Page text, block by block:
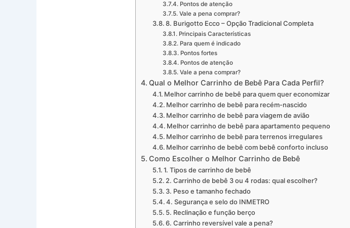
Pontos de atenção
Vale a pena comprar?
8. Burigotto Ecco – Opção Tradicional Completa
Principais Características
Para quem é indicado
Pontos fortes
Pontos de atenção
Vale a pena comprar?
Qual o Melhor Carrinho de Bebê Para Cada Perfil?
Melhor carrinho de bebê para quem quer economizar
Melhor carrinho de bebê para recém-nascido
Melhor carrinho de bebê para viagem de avião
Melhor carrinho de bebê para apartamento pequeno
Melhor carrinho de bebê para terrenos irregulares
Melhor carrinho de bebê com bebê conforto incluso
Como Escolher o Melhor Carrinho de Bebê
1. Tipos de carrinho de bebê
2. Carrinho de bebê 3 ou 4 rodas: qual escolher?
3. Peso e tamanho fechado
4. Segurança e selo do INMETRO
5. Reclinação e função berço
6. Carrinho reversível vale a pena?